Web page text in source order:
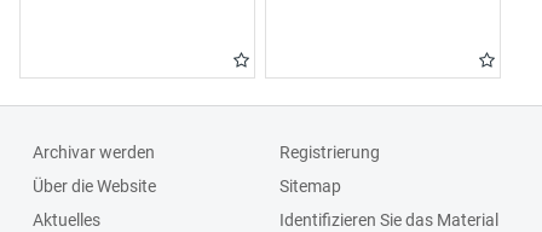
Archivar werden
Über die Website
Aktuelles
Registrierung
Sitemap
Identifizieren Sie das Material